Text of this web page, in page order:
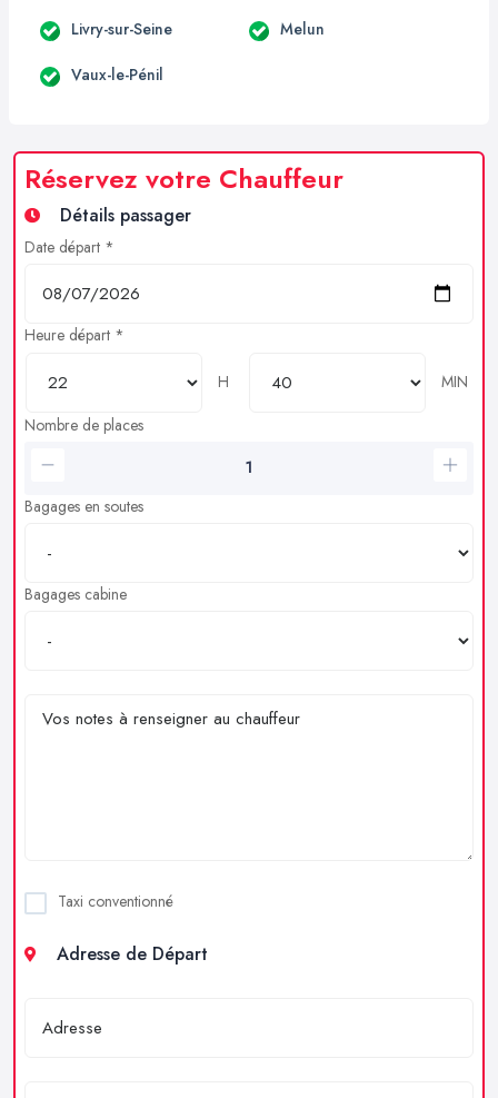
Livry-sur-Seine Melun
Vaux-le-Pénil
Réservez votre Chauffeur
Détails passager
Date départ *
Heure départ *
H
MIN
Nombre de places
Bagages en soutes
Bagages cabine
Taxi conventionné
Adresse de Départ